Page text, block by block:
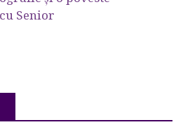
Senior